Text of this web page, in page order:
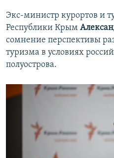
Экс-министр курортов и
Республики Крым
сомнение перспективы
туризма в условиях
полуострова.